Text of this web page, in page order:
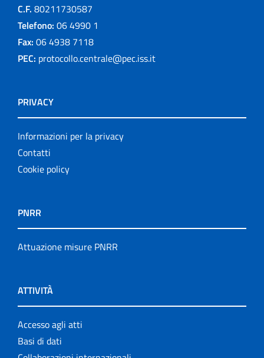
C.F. 80211730587
Telefono: 06 4990 1
Fax: 06 4938 7118
PEC: protocollo.centrale@pec.iss.it
PRIVACY
Informazioni per la privacy
Contatti
Cookie policy
PNRR
Attuazione misure PNRR
ATTIVITÀ
Accesso agli atti
Basi di dati